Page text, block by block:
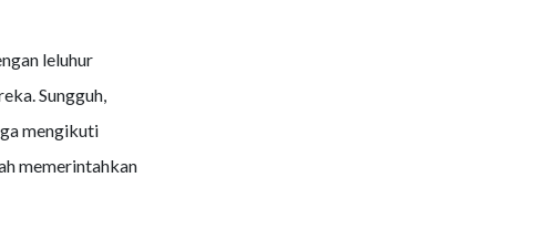
leluhur
Sungguh,
mengikuti
memerintahkan